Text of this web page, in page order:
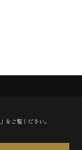
」をご覧ください。